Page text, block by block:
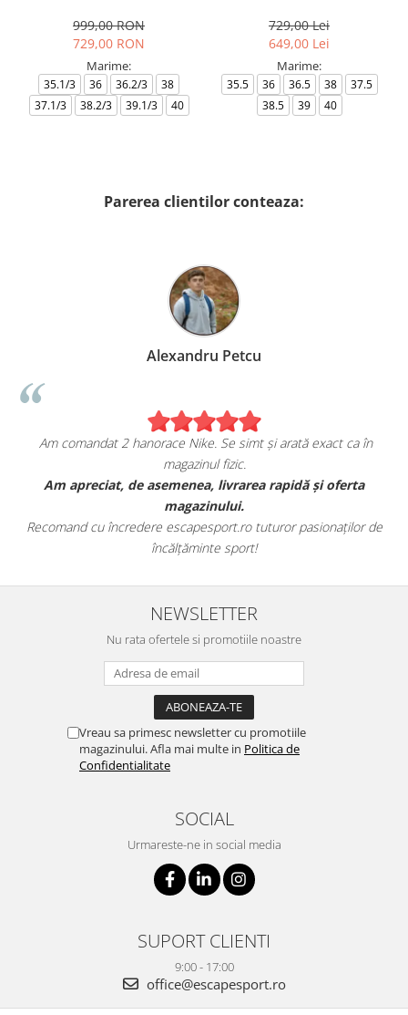
999,00 RON
729,00 RON
Marime:
35.1/3 36 36.2/3
38
37.1/3
38.2/3 39.1/3 40
729,00 Lei
649,00 Lei
Marime:
35.5 36 36.5 38
37.5
38.5
39 40
Parerea clientilor conteaza:
Alexandru Petcu
Am comandat 2 hanorace Nike. Se simt și arată exact ca în
magazinul fizic.
Am apreciat, de asemenea, livrarea rapidă și oferta
magazinului.
Recomand cu încredere escapesport.ro tuturor pasionaților de
încălțăminte sport!
NEWSLETTER
Nu rata ofertele si promotiile noastre
Vreau sa primesc newsletter cu promotiile
magazinului. Afla mai multe in Politica de
Confidentialitate
SOCIAL
Urmareste-ne in social media
SUPORT CLIENTI
9:00 - 17:00
office@escapesport.ro